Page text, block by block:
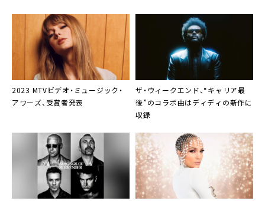
2023 MTVビデオ・ミュージック・
アワーズ、受賞者発表
ザ・ウィークエンド、“キャリア最
後”のコラボ曲はディディの新作に
収録